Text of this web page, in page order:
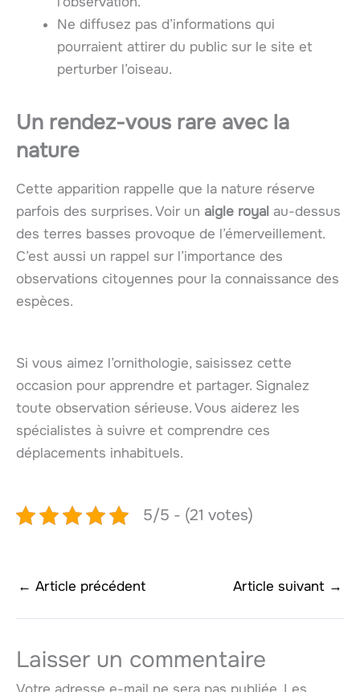
Ne diffusez pas d’informations qui
pourraient attirer du public sur le site et
perturber l’oiseau.
Un rendez-vous rare avec la
nature
Cette apparition rappelle que la nature réserve
parfois des surprises. Voir un aigle royal au-dessus
des terres basses provoque de l’émerveillement.
C’est aussi un rappel sur l’importance des
observations citoyennes pour la connaissance des
espèces.
Si vous aimez l’ornithologie, saisissez cette
occasion pour apprendre et partager. Signalez
toute observation sérieuse. Vous aiderez les
spécialistes à suivre et comprendre ces
déplacements inhabituels.
5/5 - (21 votes)
← Article précédent Article suivant →
Laisser un commentaire